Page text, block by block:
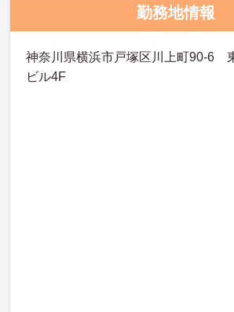
勤務地情報
神奈川県横浜市戸塚区川上町90-6
ビル4F